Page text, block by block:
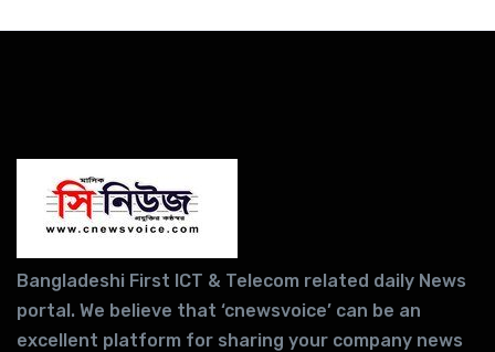
Bangladeshi First ICT & Telecom related daily News
portal. We believe that ‘cnewsvoice’ can be an
excellent platform for sharing your company news